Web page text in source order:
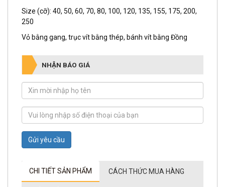
Size (cỡ): 40, 50, 60, 70, 80, 100, 120, 135, 155, 175, 200,
250
Vỏ bằng gang, trục vít bằng thép, bánh vít bằng Đồng
NHẬN BÁO GIÁ
Gửi yêu cầu
CHI TIẾT SẢN PHẨM CÁCH THỨC MUA HÀNG